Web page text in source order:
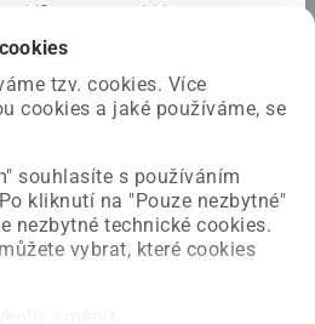
tzv. cookies. Více
cookies a jaké používáme, se
souhlasíte s používáním
kliknutí na "Pouze nezbytné"
nezbytné technické cookies.
vybrat, které cookies
straně a už ji opravujeme.
požadovanou stránku.
Úvodní strana